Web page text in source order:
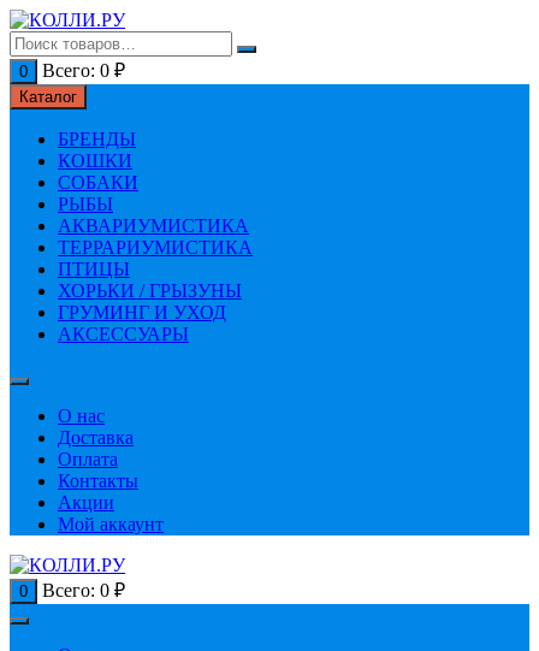
Перейти
к
содержимому
0 Всего: 0 ₽
Каталог
БРЕНДЫ
КОШКИ
СОБАКИ
РЫБЫ
АКВАРИУМИСТИКА
ТЕРРАРИУМИСТИКА
ПТИЦЫ
ХОРЬКИ / ГРЫЗУНЫ
ГРУМИНГ И УХОД
АКСЕССУАРЫ
О нас
Доставка
Оплата
Контакты
Акции
Мой аккаунт
0 Всего: 0 ₽